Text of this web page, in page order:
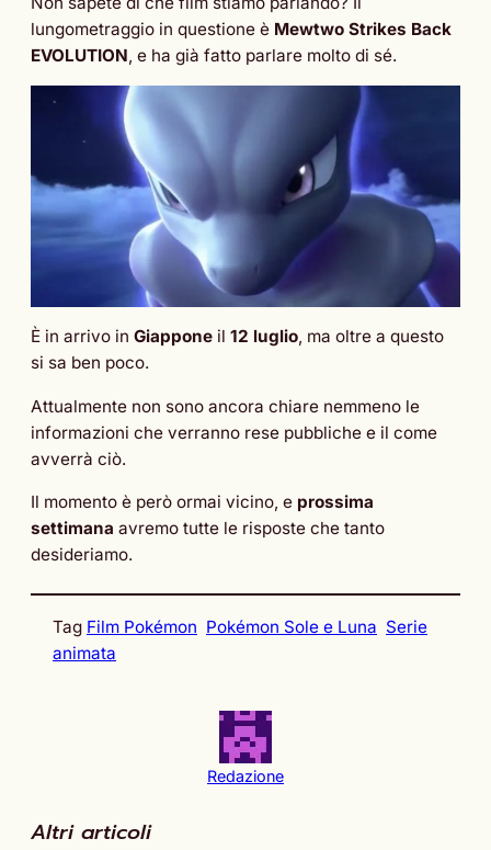
lungometraggio in questione è Mewtwo Strikes Back
EVOLUTION, e ha già fatto parlare molto di sé.
È in arrivo in Giappone il 12 luglio, ma oltre a questo
si sa ben poco.
Attualmente non sono ancora chiare nemmeno le
informazioni che verranno rese pubbliche e il come
avverrà ciò.
Il momento è però ormai vicino, e prossima
settimana avremo tutte le risposte che tanto
desideriamo.
Tag Film Pokémon Pokémon Sole e Luna Serie
animata
Redazione
Altri articoli